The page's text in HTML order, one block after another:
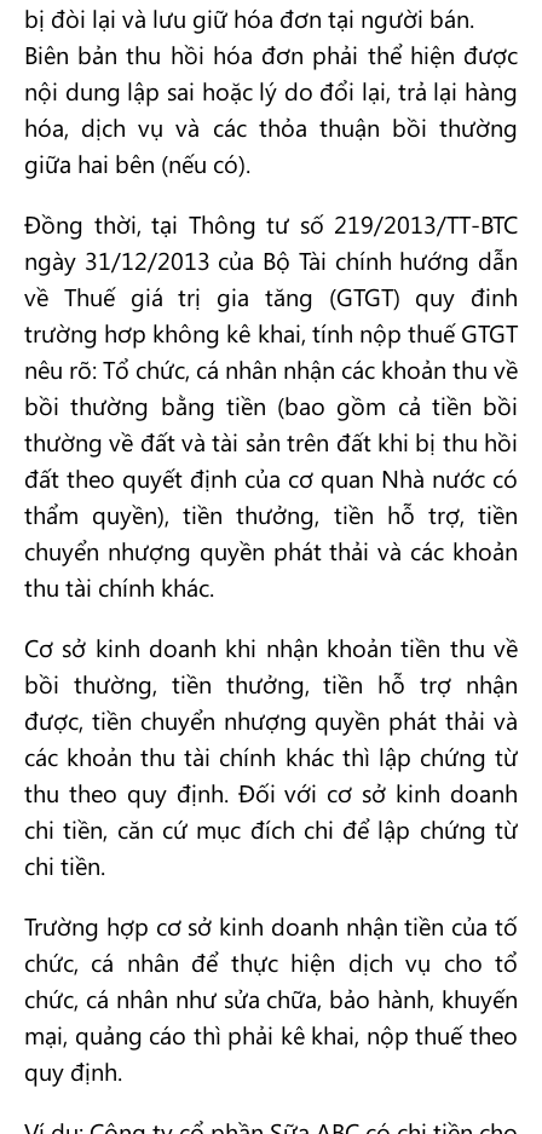
bị đòi lại và lưu giữ hóa đơn tại người bán.
Biên bản thu hồi hóa đơn phải thể hiện được
nội dung lập sai hoặc lý do đổi lại, trả lại hàng
hóa, dịch vụ và các thỏa thuận bồi thường
giữa hai bên (nếu có).
Đồng thời, tại Thông tư số 219/2013/TT-BTC
ngày 31/12/2013 của Bộ Tài chính hướng dẫn
về Thuế giá trị gia tăng (GTGT) quy đinh
trường hơp không kê khai, tính nộp thuế GTGT
nêu rõ: Tổ chức, cá nhân nhận các khoản thu về
bồi thường bằng tiền (bao gồm cả tiền bồi
thường về đất và tài sản trên đất khi bị thu hồi
đất theo quyết định của cơ quan Nhà nước có
thẩm quyền), tiền thưởng, tiền hỗ trợ, tiền
chuyển nhượng quyền phát thải và các khoản
thu tài chính khác.
Cơ sở kinh doanh khi nhận khoản tiền thu về
bồi thường, tiền thưởng, tiền hỗ trợ nhận
được, tiền chuyển nhượng quyền phát thải và
các khoản thu tài chính khác thì lập chứng từ
thu theo quy định. Đối với cơ sở kinh doanh
chi tiền, căn cứ mục đích chi để lập chứng từ
chi tiền.
Trường hợp cơ sở kinh doanh nhận tiền của tố
chức, cá nhân để thực hiện dịch vụ cho tổ
chức, cá nhân như sửa chữa, bảo hành, khuyến
mại, quảng cáo thì phải kê khai, nộp thuế theo
quy định.